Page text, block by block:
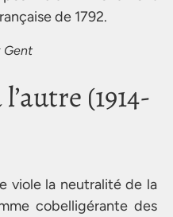
de 1792.
Gent
(1914-
viole la neutralité de la
cobelligérante des